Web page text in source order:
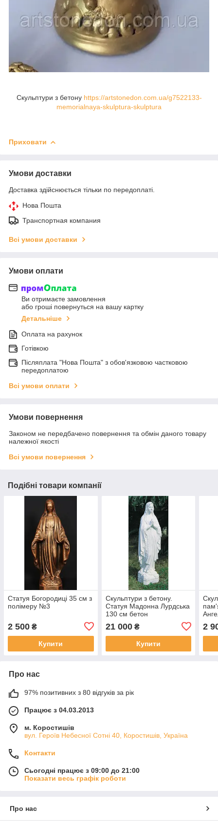
Скульптури з бетону https://artstonedon.com.ua/g7522133-
memorialnaya-skulptura-skulptura
Приховати
Умови доставки
Доставка здійснюється тільки по передоплаті.
Нова Пошта
Транспортная компания
Всі умови доставки
Умови оплати
Ви отримаєте замовлення
або гроші повернуться на вашу картку
Детальніше
Оплата на рахунок
Готівкою
Післяплата "Нова Пошта" з обов'язковою частковою
передоплатою
Всі умови оплати
Умови повернення
Законом не передбачено повернення та обмін даного товару
належної якості
Всі умови повернення
Подібні товари компанії
Статуя Богородиці 35 см з
полімеру №3
2 500 ₴
Купити
Скульптури з бетону.
Статуя Мадонна Лурдська
130 см бетон
21 000₴
Купити
2
Про нас
97% позитивних з 80 відгуків за рік
Працює з 04.03.2013
м. Коростишів
вул. Героїв Небесної Сотні 40, Коростишів, Україна
Контакти
Сьогодні працює з 09:00 до 21:00
Показати весь графік роботи
Про нас